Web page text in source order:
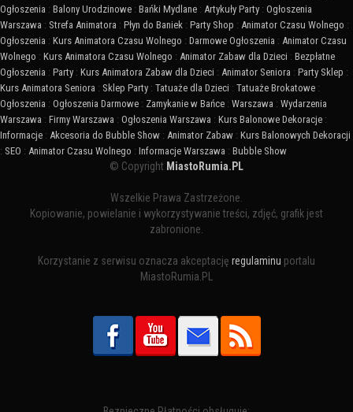
Ogłoszenia : Balony Urodzinowe : Bańki Mydlane : Artykuły Party : Ogłoszenia
Warszawa : Strefa Animatora : Płyn do Baniek : Party Shop : Animator Czasu Wolnego :
Ogłoszenia : Kurs Animatora Czasu Wolnego : Darmowe Ogłoszenia : Animator Czasu
Wolnego : Kurs Animatora Czasu Wolnego : Animator Zabaw dla Dzieci : Bezpłatne
Ogłoszenia : Party : Kurs Animatora Zabaw dla Dzieci : Animator Seniora : Party Sklep :
Kurs Animatora Seniora : Sklep Party : Tatuaże dla Dzieci : Tatuaże Brokatowe :
Ogłoszenia : Ogłoszenia Darmowe : Zamykanie w Bańce : Warszawa : Wydarzenia
Warszawa : Firmy Warszawa : Ogłoszenia Warszawa : Kurs Balonowe Dekoracje :
Informacje : Akcesoria do Bubble Show : Animator Zabaw : Kurs Balonowych Dekoracji
: SEO : Animator Czasu Wolnego : Informacje Warszawa : Bubble Show
© Copyright MiastoRumia.PL
Wszelkie Prawa Zastrzeżone.
Kopiowanie, powielanie i wykorzystywanie treści, zdjęć, grafik jest
zabronione.
Korzystanie z serwisu oznacza akceptację regulaminu portalu
MiastoRumia.PL